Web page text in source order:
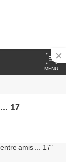
MENU
17